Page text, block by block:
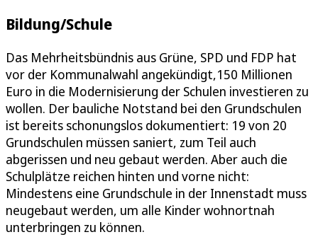
Bildung/Schule
Das Mehrheitsbündnis aus Grüne, SPD und FDP hat
vor der Kommunalwahl angekündigt,150 Millionen
Euro in die Modernisierung der Schulen investieren zu
wollen. Der bauliche Notstand bei den Grundschulen
ist bereits schonungslos dokumentiert: 19 von 20
Grundschulen müssen saniert, zum Teil auch
abgerissen und neu gebaut werden. Aber auch die
Schulplätze reichen hinten und vorne nicht:
Mindestens eine Grundschule in der Innenstadt muss
neugebaut werden, um alle Kinder wohnortnah
unterbringen zu können.